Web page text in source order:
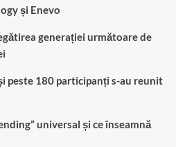
și Enevo
generației următoare de
peste 180 participanți s-au reunit
universal și ce înseamnă